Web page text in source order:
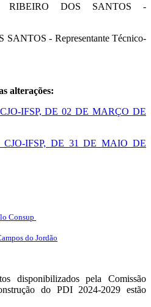
RIBEIRO DOS SANTOS -
- Representante Técnico-
alterações:
IFSP, DE 02 DE MARÇO DE
CJO-IFSP, DE 31 DE MAIO DE
Consup
do Jordão
disponibilizados pela Comissão
do PDI 2024-2029 estão